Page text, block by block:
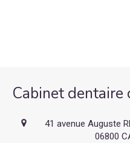
Cabinet dentaire
41 avenue Auguste
06800